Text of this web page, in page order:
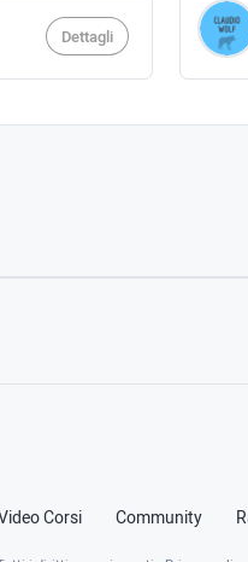
Dettagli
Corsi Community